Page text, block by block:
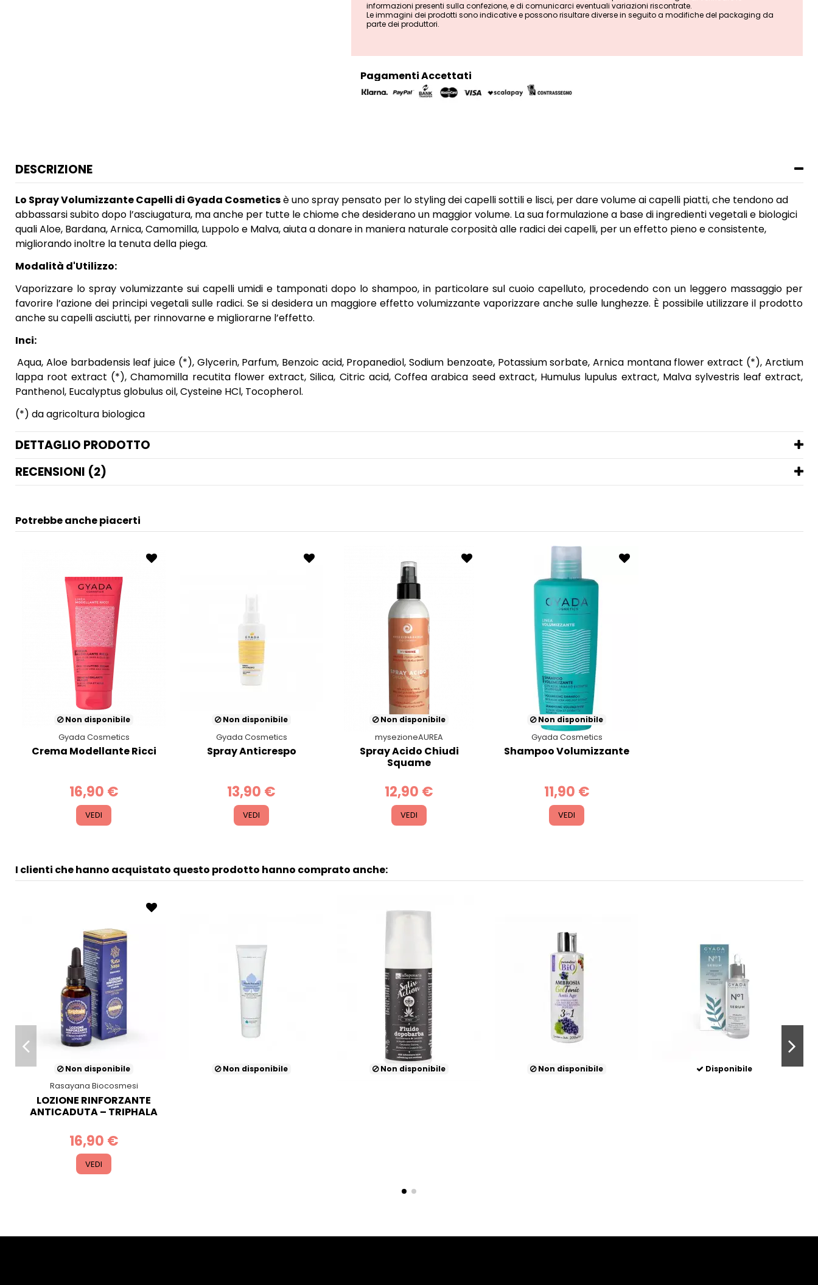
informazioni presenti sulla confezione, e di comunicarci eventuali variazioni riscontrate.
Le immagini dei prodotti sono indicative e possono risultare diverse in seguito a modifiche del packaging da
parte dei produttori.
Pagamenti Accettati
DESCRIZIONE
Lo Spray Volumizzante Capelli di Gyada Cosmeticsè uno spray pensato per lo styling dei capelli sottili e lisci, per dare volume ai capelli piatti, che tendono ad
abbassarsi subito dopo l’asciugatura, ma anche per tutte le chiome che desiderano un maggior volume. La sua formulazione a base di ingredienti vegetali e biologici
quali Aloe, Bardana, Arnica, Camomilla, Luppolo e Malva, aiuta a donare in maniera naturale corposità alle radici dei capelli, per un effetto pieno e consistente,
migliorando inoltre la tenuta della piega.
Modalità d'Utilizzo:
Vaporizzare lo spray volumizzante sui capelli umidi e tamponati dopo lo shampoo, in particolare sul cuoio capelluto, procedendo con un leggero massaggio per
favorire l’azione dei principi vegetali sulle radici. Se si desidera un maggiore effetto volumizzante vaporizzare anche sulle lunghezze. È possibile utilizzare il prodotto
anche su capelli asciutti, per rinnovarne e migliorarne l’effetto.
Inci:
Aqua, Aloe barbadensis leaf juice (*), Glycerin, Parfum, Benzoic acid, Propanediol, Sodium benzoate, Potassium sorbate, Arnica montana flower extract (*), Arctium
lappa root extract (*), Chamomilla recutita flower extract, Silica, Citric acid, Coffea arabica seed extract, Humulus lupulus extract, Malva sylvestris leaf extract,
Panthenol, Eucalyptus globulus oil, Cysteine HCl, Tocopherol.
(*) da agricoltura biologica
DETTAGLIO PRODOTTO
RECENSIONI (2)
Potrebbe anche piacerti
Non disponibile
Gyada Cosmetics
Crema Modellante Ricci
16,90 €
VEDI
Non disponibile
Gyada Cosmetics
Spray Anticrespo
13,90 €
VEDI
Non disponibile
mysezioneAUREA
Spray Acido Chiudi
Squame
12,90 €
VEDI
Non disponibile
Gyada Cosmetics
Shampoo Volumizzante
11,90 €
VEDI
I clienti che hanno acquistato questo prodotto hanno comprato anche:
Non disponibile Non disponibile Disponibile Non disponibile Non disponibile